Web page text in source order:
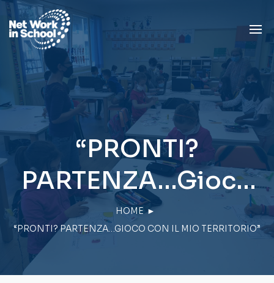
“PRONTI?
PARTENZA…Gioco
con il mio territorio”
HOME ►
“PRONTI? PARTENZA…GIOCO CON IL MIO TERRITORIO”